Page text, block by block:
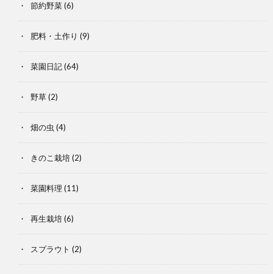
節約野菜(6)
肥料・土作り (9)
菜園日記(64)
野草(2)
畑の虫 (4)
きのこ栽培(2)
菜園料理 (11)
再生栽培(6)
スプラウト (2)